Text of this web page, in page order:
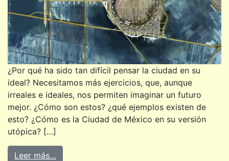
¿Por qué ha sido tan difícil pensar la ciudad en su
ideal? Necesitamos más ejercicios, que, aunque
irreales e ideales, nos permiten imaginar un futuro
mejor. ¿Cómo son estos? ¿qué ejemplos existen de
esto? ¿Cómo es la Ciudad de México en su versión
utópica? […]
Leer más…